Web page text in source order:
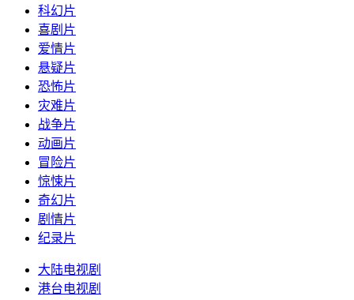
科幻片
喜剧片
爱情片
悬疑片
恐怖片
灾难片
战争片
动画片
冒险片
惊悚片
奇幻片
剧情片
纪录片
大陆电视剧
港台电视剧